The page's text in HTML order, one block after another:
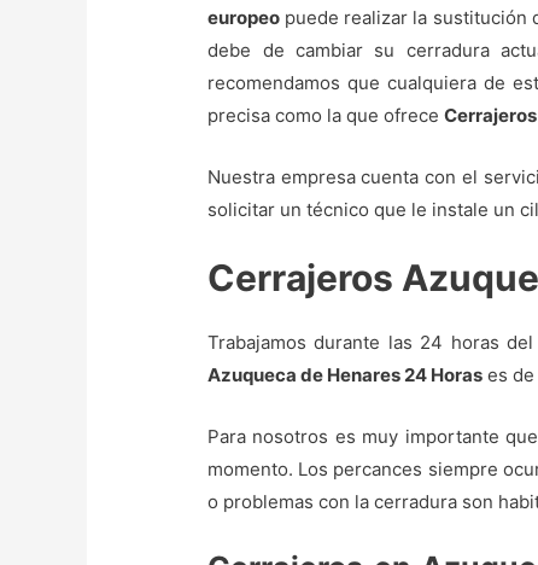
europeo puede realizar la sustitución
debe de cambiar su cerradura
recomendamos que cualquiera de
precisa como la que ofrece
Nuestra empresa cuenta con el
solicitar un técnico que le instale un
Cerrajeros
Trabajamos durante las 24 horas
Azuqueca de Henares 24 Horas es
Para nosotros es muy importante
momento. Los percances siempre
o problemas con la cerradura son